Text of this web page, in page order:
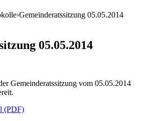
›Gemeinderatssitzung 05.05.2014
05.05.2014
Gemeinderatssitzung vom 05.05.2014
(PDF)